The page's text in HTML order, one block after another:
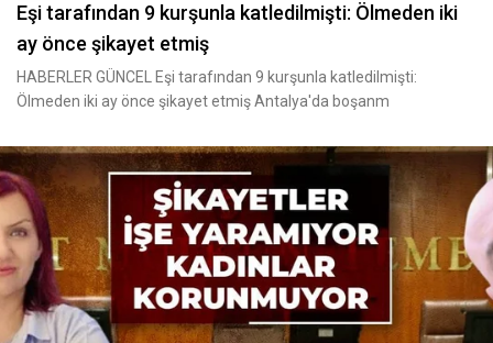
Eşi tarafından 9 kurşunla katledilmişti: Ölmeden iki
ay önce şikayet etmiş
HABERLER GÜNCEL Eşi tarafından 9 kurşunla katledilmişti:
Ölmeden iki ay önce şikayet etmiş Antalya'da boşanm